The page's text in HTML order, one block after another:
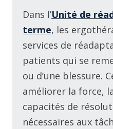
Dans l’Unité de
terme, les
services de
patients qui se
ou d’une blessure.
améliorer la force,
capacités de
nécessaires aux